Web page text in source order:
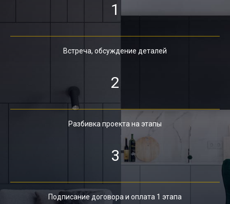
1
Встреча, обсуждение деталей
2
Разбивка проекта на этапы
3
Подписание договора и оплата 1 этапа